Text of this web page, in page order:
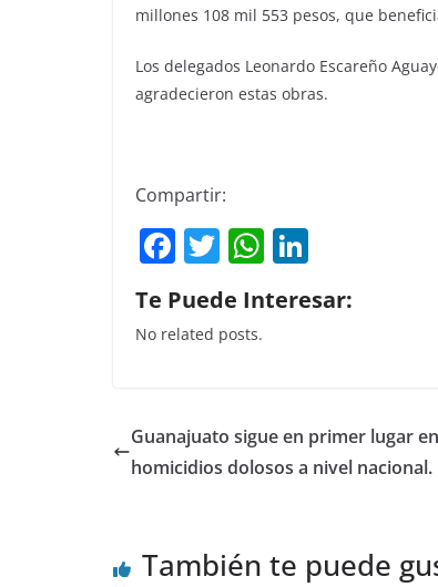
millones 108 mil 553 pesos, que
Los delegados Leonardo Escareño
agradecieron estas obras.
Compartir:
F
a
c
e
o
o
T
w
itt
er
W
h
at
p
p
k
n
Te Puede Interesar:
No related posts.
Guanajuato sigue en primer lugar
homicidios dolosos a nivel nacional.
También te puede